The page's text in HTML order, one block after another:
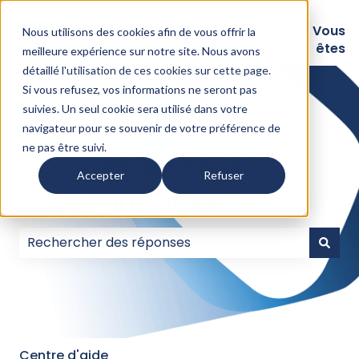
Nous utilisons des cookies afin de vous offrir la
meilleure expérience sur notre site. Nous avons
détaillé l'utilisation de ces cookies sur cette page.
Si vous refusez, vos informations ne seront pas
suivies. Un seul cookie sera utilisé dans votre
navigateur pour se souvenir de votre préférence de
ne pas être suivi.
Accepter Refuser
Logiciels
Nos
intégrations
Expertise
Assurances
Vous
êtes
Comment pouvons-
nous vous aider ?
Il n'y a aucune suggestion car le champ de
Centre d'aide